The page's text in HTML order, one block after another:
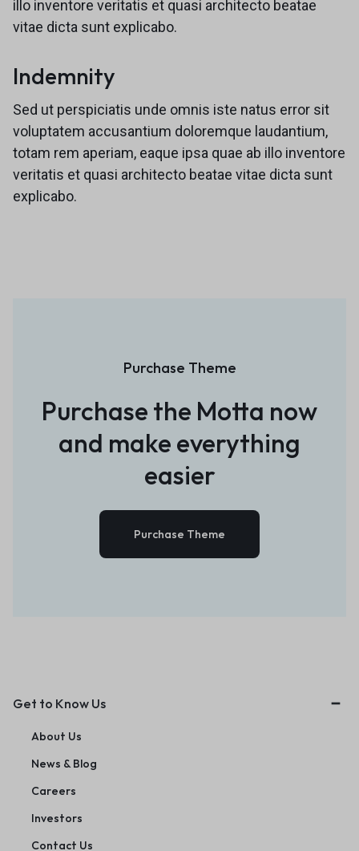
illo inventore veritatis et quasi architecto beatae
vitae dicta sunt explicabo.
Indemnity
Sed ut perspiciatis unde omnis iste natus error sit
voluptatem accusantium doloremque laudantium,
totam rem aperiam, eaque ipsa quae ab illo inventore
veritatis et quasi architecto beatae vitae dicta sunt
explicabo.
Purchase Theme
Purchase the Motta now
and make everything
easier
Purchase Theme
Get to Know Us
About Us
News & Blog
Careers
Investors
Contact Us